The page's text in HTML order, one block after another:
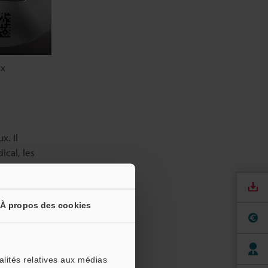
À propos des cookies
relatives aux médias
Il
les
est
le voir ci-
Chez